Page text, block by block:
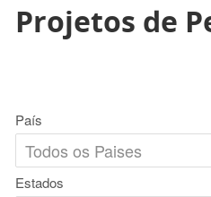
Projetos de
País
Estados